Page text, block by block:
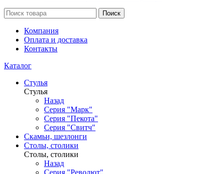
Поиск
Компания
Оплата и доставка
Контакты
Каталог
Стулья
Стулья
Назад
Серия "Марк"
Серия "Пекота"
Серия "Свитч"
Скамьи, шезлонги
Столы, столики
Столы, столики
Назад
Серия "Револют"